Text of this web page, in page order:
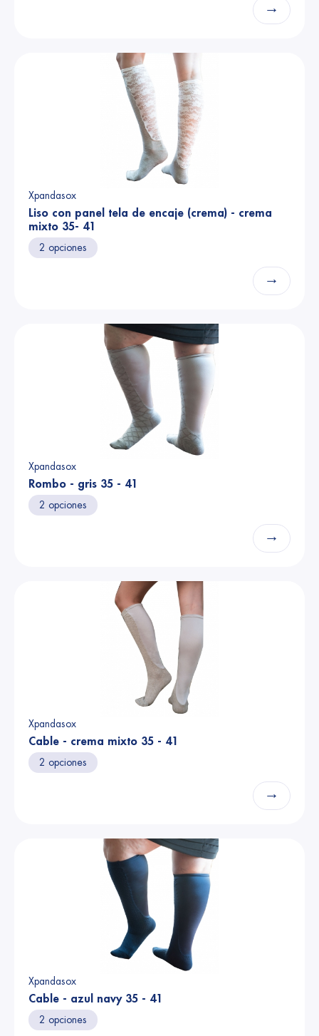
→
Xpandasox
Liso con panel tela de encaje (crema) - crema
mixto 35- 41
2 opciones
→
Xpandasox
Rombo - gris 35 - 41
2 opciones
→
Xpandasox
Cable - crema mixto 35 - 41
2 opciones
→
Xpandasox
Cable - azul navy 35 - 41
2 opciones